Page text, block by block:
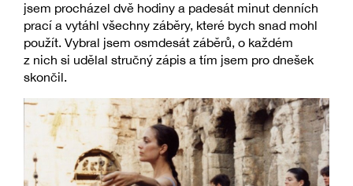
jsem procházel dvě hodiny a padesát minut denních
prací a vytáhl všechny záběry, které bych snad mohl
použít. Vybral jsem osmdesát záběrů, o každém
z nich si udělal stručný zápis a tím jsem pro dnešek
skončil.